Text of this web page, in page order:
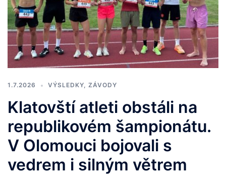
1.7.2026 VÝSLEDKY ZÁVODY
Klatovští atleti obstáli na
republikovém šampionátu.
V Olomouci bojovali s
vedrem i silným větrem